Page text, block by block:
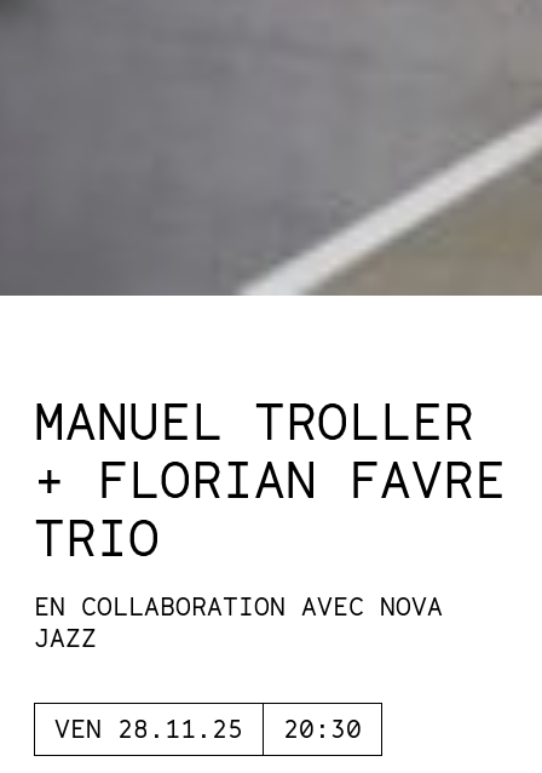
MANUEL TROLLER
+ FLORIAN FAVRE
TRIO
EN COLLABORATION AVEC NOVA
JAZZ
VEN 28.11.25 20:30